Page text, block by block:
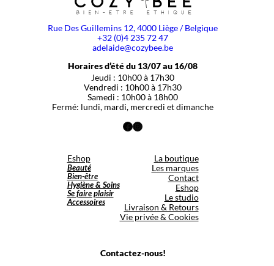
Rue Des Guillemins 12, 4000 Liège / Belgique
+32 (0)4 235 72 47
adelaide@cozybee.be
Horaires d’été du 13/07 au 16/08
Jeudi : 10h00 à 17h30
Vendredi : 10h00 à 17h30
Samedi : 10h00 à 18h00
Fermé: lundi, mardi, mercredi et dimanche
Facebook
Instagram
Eshop
Beauté
Bien-être
Hygiène & Soins
Se faire plaisir
Accessoires
La boutique
Les marques
Contact
Eshop
Le studio
Livraison & Retours
Vie privée & Cookies
Contactez-nous!